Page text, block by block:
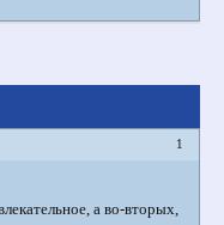
1
а во-вторых,